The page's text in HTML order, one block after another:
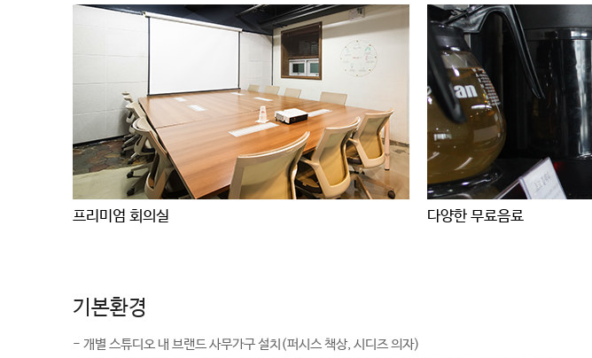
프리미엄 회의실 다양한 무료음료
기본환경
- 개별 스튜디오 내 브랜드 사무가구 설치(퍼시스 책상, 시디즈 의자)